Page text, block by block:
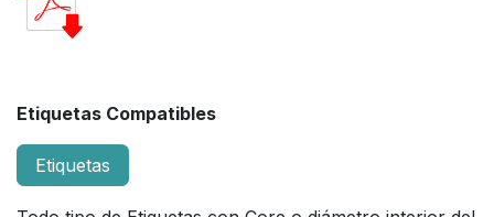
Etiquetas Compatibles
Etiquetas